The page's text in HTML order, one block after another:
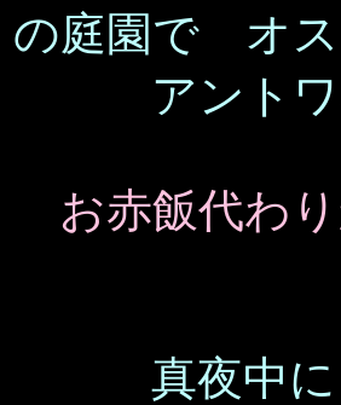
の庭園で オ
アントワネ
お赤飯代わ
真夜中